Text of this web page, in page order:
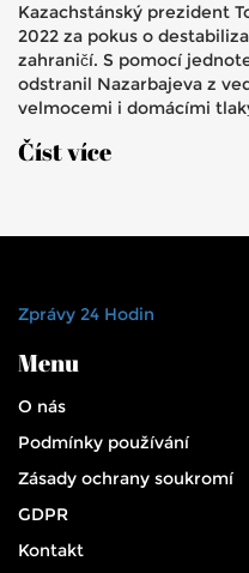
Kazachstánský prezident
2022 za pokus o
zahraničí. S pomocí
odstranil Nazarbajeva z
velmocemi i domácími
Číst více
Zprávy 24 Hodin
Menu
O nás
Podmínky používání
Zásady ochrany soukromí
GDPR
Kontakt